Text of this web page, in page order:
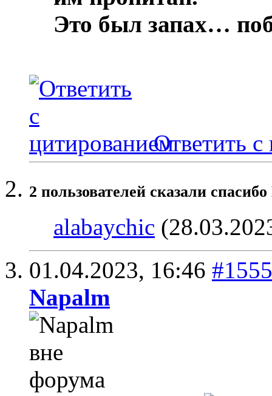
Это был запах…
Ответить с
2 пользователей сказали
alabaychic
01.04.2023, 16:46
Napalm